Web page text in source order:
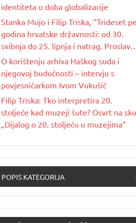
identiteta u doba globalizacije
Stanka Mujo i Filip Triska, “Trideset
godina hrvatske državnosti: od 30.
svibnja do 25. lipnja i natrag. Proslave
Dana državnosti u Republici Hrvatskoj
od 1990. do 2025. godine”
O korištenju arhiva Haškog suda i
njegovoj budućnosti – intervju s
povjesničarkom Ivom Vukušić
Filip Triska: Tko interpretira 20.
stoljeće kad muzeji šute? Osvrt na
„Dijalog o 20. stoljeću u muzejima“
POPIS KATEGORIJA